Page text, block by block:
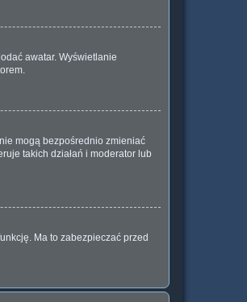
awatar. Wyświetlanie
mogą bezpośrednio zmieniać
takich działań i moderator lub
Ma to zabezpieczać przed